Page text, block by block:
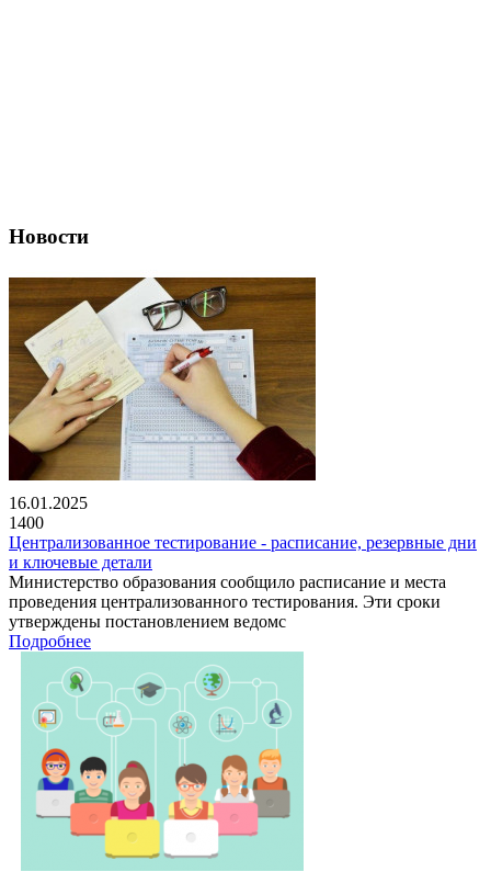
Новости
16.01.2025
1400
Централизованное тестирование - расписание, резервные дни
и ключевые детали
Министерство образования сообщило расписание и места
проведения централизованного тестирования. Эти сроки
утверждены постановлением ведомс
Подробнее